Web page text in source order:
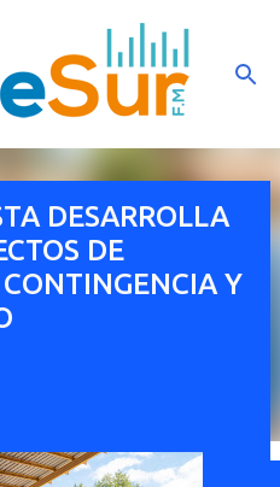
principal
DESARROLLA
DE
Y